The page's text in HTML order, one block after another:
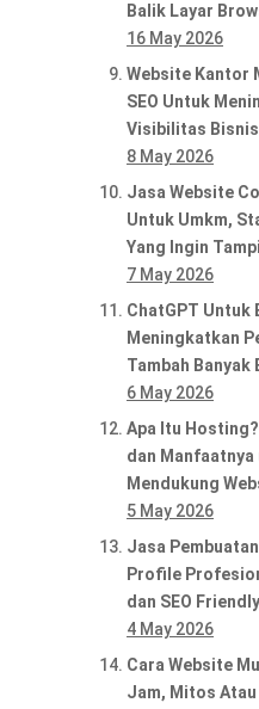
Balik Layar
16 May 2026
Website Kantor
SEO Untuk
Visibilitas
8 May 2026
Jasa Website
Untuk Umkm,
Yang Ingin
7 May 2026
ChatGPT Untuk
Meningkatkan
Tambah Banyak
6 May 2026
Apa Itu
dan
Mendukung
5 May 2026
Jasa
Profile
dan SEO Friendly
4 May 2026
Cara Website
Jam, Mitos